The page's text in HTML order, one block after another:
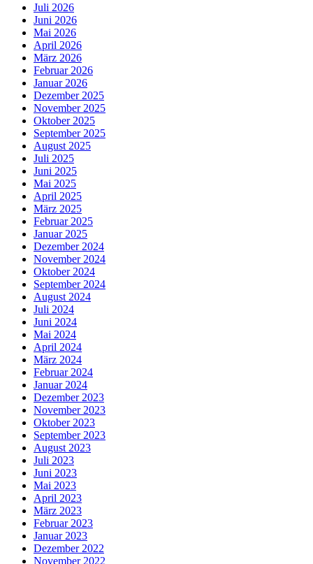
Juli 2026
Juni 2026
Mai 2026
April 2026
März 2026
Februar 2026
Januar 2026
Dezember 2025
November 2025
Oktober 2025
September 2025
August 2025
Juli 2025
Juni 2025
Mai 2025
April 2025
März 2025
Februar 2025
Januar 2025
Dezember 2024
November 2024
Oktober 2024
September 2024
August 2024
Juli 2024
Juni 2024
Mai 2024
April 2024
März 2024
Februar 2024
Januar 2024
Dezember 2023
November 2023
Oktober 2023
September 2023
August 2023
Juli 2023
Juni 2023
Mai 2023
April 2023
März 2023
Februar 2023
Januar 2023
Dezember 2022
November 2022